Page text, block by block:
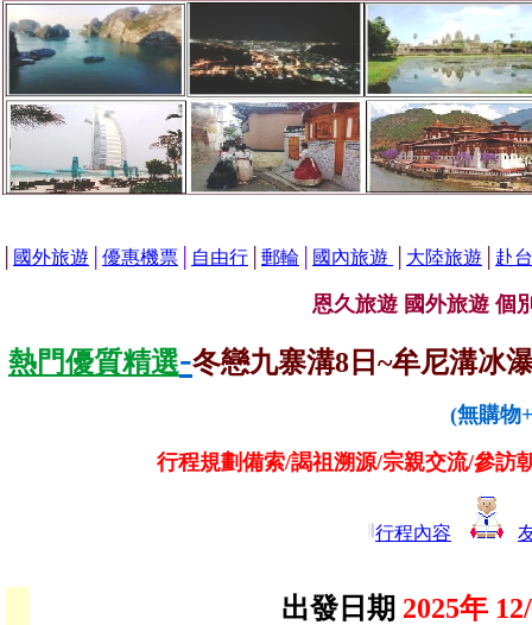
國外旅遊 優惠機票 自由行 郵輪 國內旅遊 大陸旅遊 赴
恩久旅遊 國外旅遊 個
熱門優質精選-冬戀九寨溝8日~牟尼溝冰
(無購物
行程規劃備索/謁祖溯源/宗親交流/參訪
行程內容
出發日期 2025年